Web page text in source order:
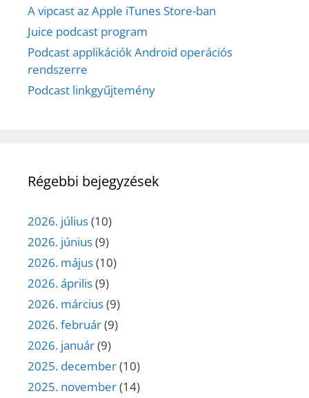
A vipcast az Apple iTunes Store-ban
Juice podcast program
Podcast applikációk Android operációs
rendszerre
Podcast linkgyűjtemény
Régebbi bejegyzések
2026. július(10)
2026. június(9)
2026. május(10)
2026. április(9)
2026. március(9)
2026. február(9)
2026. január(9)
2025. december(10)
2025. november(14)